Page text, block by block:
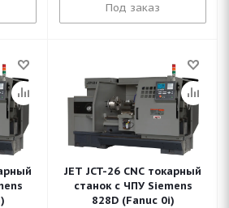
Под заказ
JET JCT-26 CNC токарный
станок с ЧПУ Siemens
828D (Fanuc 0i)